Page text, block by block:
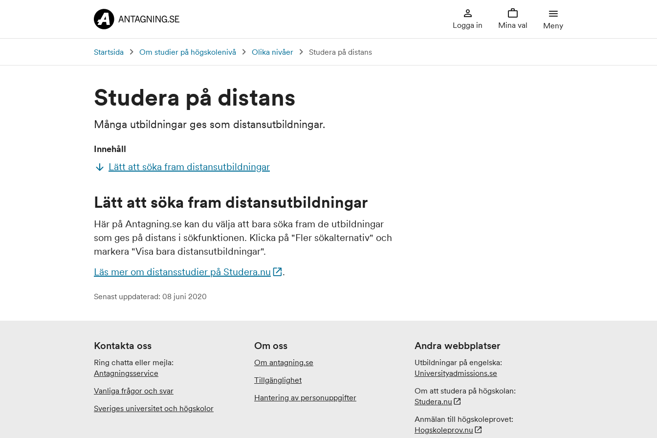
Logga in Mina val Meny
Startsida Om studier på högskolenivå Olika nivåer Studera på distans
Studera på distans
Många utbildningar ges som distansutbildningar.
Innehåll
Lätt att söka fram distansutbildningar
Lätt att söka fram distansutbildningar
Här på Antagning.se kan du välja att bara söka fram de utbildningar
som ges på distans i sökfunktionen. Klicka på "Fler sökalternativ" och
markera "Visa bara distansutbildningar".
Läs mer om distansstudier på Studera.nu
.
Senast uppdaterad: 08 juni 2020
Kontakta oss
Ring chatta eller mejla:
Antagningsservice
Vanliga frågor och svar
Sveriges universitet och högskolor
Om oss
Om antagning.se
Tillgänglighet
Hantering av personuppgifter
Andra webbplatser
Utbildningar på engelska:
Universityadmissions.se
Om att studera på högskolan:
Studera.nu
Anmälan till högskoleprovet:
Hogskoleprov.nu